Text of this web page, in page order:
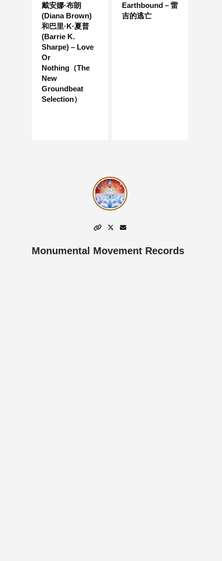
戴安娜·布朗
(Diana Brown)
和巴里·K·夏普
(Barrie K.
Sharpe) – Love
Or
Nothing（The
New
Groundbeat
Selection）
Earthbound－雷
吉的逃亡
Monumental Movement Records